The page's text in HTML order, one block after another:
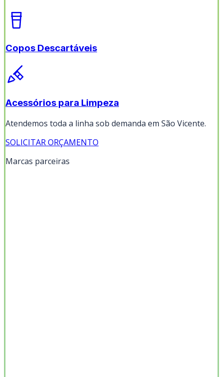
Copos Descartáveis
Acessórios para Limpeza
Atendemos toda a linha sob demanda em São Vicente.
SOLICITAR ORÇAMENTO
Marcas parceiras